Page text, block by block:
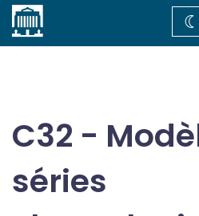
Accueil
C32 -
séries